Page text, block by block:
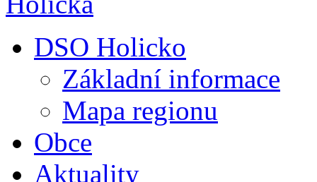
DSO Holicko
Základní informace
Mapa regionu
Obce
Aktuality